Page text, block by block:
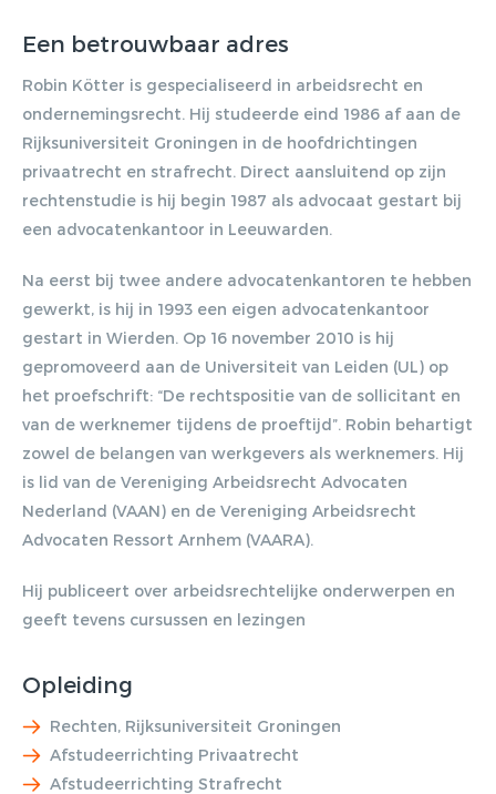
Een betrouwbaar adres
Robin Kötter is gespecialiseerd in arbeidsrecht en
ondernemingsrecht. Hij studeerde eind 1986 af aan de
Rijksuniversiteit Groningen in de hoofdrichtingen
privaatrecht en strafrecht. Direct aansluitend op zijn
rechtenstudie is hij begin 1987 als advocaat gestart bij
een advocatenkantoor in Leeuwarden.
Na eerst bij twee andere advocatenkantoren te hebben
gewerkt, is hij in 1993 een eigen advocatenkantoor
gestart in Wierden. Op 16 november 2010 is hij
gepromoveerd aan de Universiteit van Leiden (UL) op
het proefschrift: “De rechtspositie van de sollicitant en
van de werknemer tijdens de proeftijd”. Robin behartigt
zowel de belangen van werkgevers als werknemers. Hij
is lid van de Vereniging Arbeidsrecht Advocaten
Nederland (VAAN) en de Vereniging Arbeidsrecht
Advocaten Ressort Arnhem (VAARA).
Hij publiceert over arbeidsrechtelijke onderwerpen en
geeft tevens cursussen en lezingen
Opleiding
Rechten, Rijksuniversiteit Groningen
Afstudeerrichting Privaatrecht
Afstudeerrichting Strafrecht
Gratis E-
magazine
ontvangen
Lorem ipsum dolor sit amet,
consectetur adipiscing elit. Nulla in
vestibulum massa. Fusce eu lacinia
erat, quis ultricies ex. Cras placerat
suscip.